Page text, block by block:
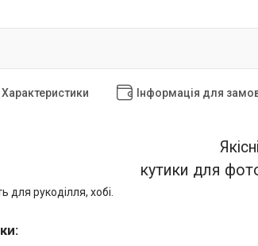
Характеристики Інформація для
кутики для
для рукоділля, хобі.
: